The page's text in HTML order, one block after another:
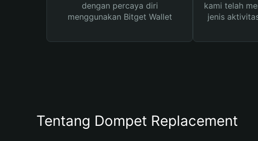
dengan percaya diri
menggunakan Bitget Wallet
kami telah
jenis
Tentang Dompet Replacement